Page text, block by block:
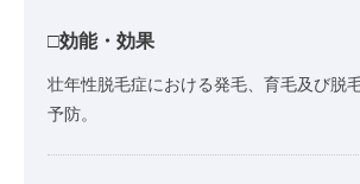
□効能・効果
壮年性脱毛症における発毛、育毛及び脱
予防。